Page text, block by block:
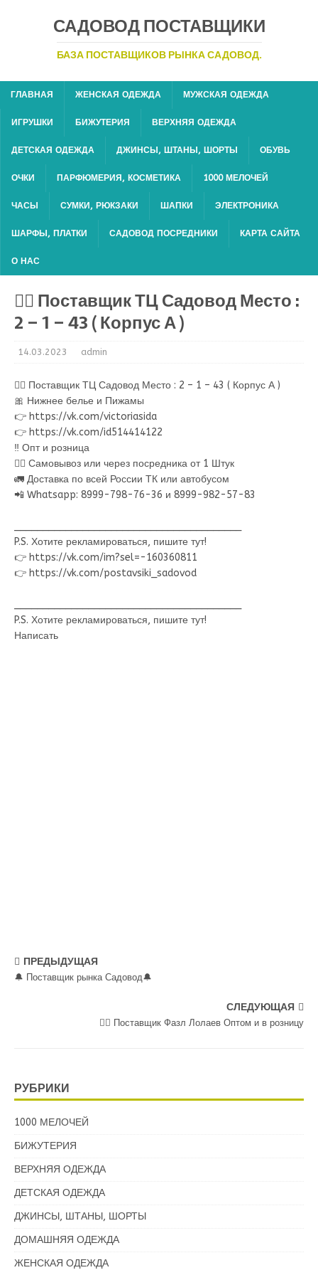
САДОВОД ПОСТАВЩИКИ
БАЗА ПОСТАВЩИКОВ РЫНКА САДОВОД.
ГЛАВНАЯ ЖЕНСКАЯ ОДЕЖДА МУЖСКАЯ ОДЕЖДА
ИГРУШКИ БИЖУТЕРИЯ ВЕРХНЯЯ ОДЕЖДА
ДЕТСКАЯ ОДЕЖДА ДЖИНСЫ, ШТАНЫ, ШОРТЫ ОБУВЬ
ОЧКИ ПАРФЮМЕРИЯ, КОСМЕТИКА 1000 МЕЛОЧЕЙ
ЧАСЫ СУМКИ, РЮКЗАКИ ШАПКИ ЭЛЕКТРОНИКА
ШАРФЫ, ПЛАТКИ САДОВОД ПОСРЕДНИКИ КАРТА САЙТА
О НАС
💁‍♂ Поставщик ТЦ Садовод Место :
2 – 1 – 43 ( Корпус А )
14.03.2023 admin
💁‍♂ Поставщик ТЦ Садовод Место : 2 – 1 – 43 ( Корпус А )
🎀 Нижнее белье и Пижамы
👉 https://vk.com/victoriasida
👉 https://vk.com/id514414122
‼ Опт и розница
🚶‍♀ Самовывоз или через посредника от 1 Штук
🚛 Доставка по всей России ТК или автобусом
📲 Whatsapp: 8999-798-76-36 и 8999-982-57-83
P.S. Хотите рекламироваться, пишите тут!
👉 https://vk.com/im?sel=-160360811
👉 https://vk.com/postavsiki_sadovod
P.S. Хотите рекламироваться, пишите тут!
Написать
ПРЕДЫДУЩАЯ
🔔 Поставщик рынка Садовод🔔
СЛЕДУЮЩАЯ
💁‍♂ Поставщик Фазл Лолаев Оптом и в розницу
РУБРИКИ
1000 МЕЛОЧЕЙ
БИЖУТЕРИЯ
ВЕРХНЯЯ ОДЕЖДА
ДЕТСКАЯ ОДЕЖДА
ДЖИНСЫ, ШТАНЫ, ШОРТЫ
ДОМАШНЯЯ ОДЕЖДА
ЖЕНСКАЯ ОДЕЖДА